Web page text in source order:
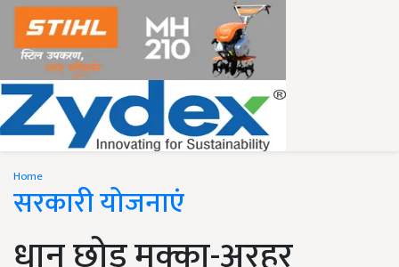
Home
सरकारी योजनाएं